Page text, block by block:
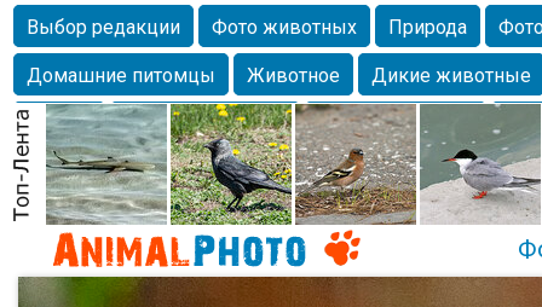
Выбор редакции Фото животных Природа
Домашние питомцы
Животное
Дикие животные
Собаки
Alexanderandronik Млекопитающие
Морда
Собачка Осень Портрет
Домашние
Насекомое
Коты Lebert Дикие птицы Утка